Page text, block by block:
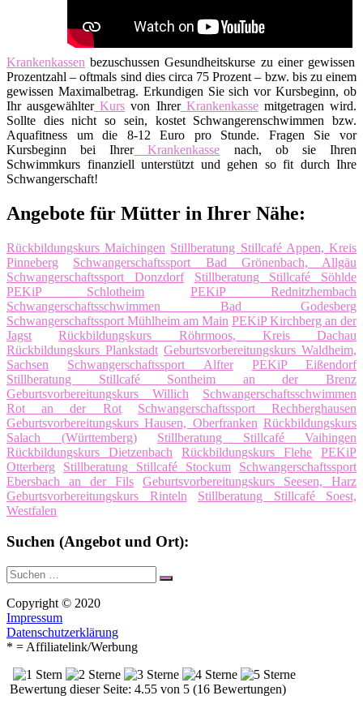
Krankenkassen bezuschussen Gesundheitskurse zu einer gewissen
Prozentzahl – oftmals sind dies circa 75 Prozent – bzw. bis zu einem
gewissen Maximalbetrag. Erkundigen Sie sich vor Kursbeginn, ob
Ihr ausgewählterKurs von IhrerKrankenkassemitgetragen wird.
Sollte dies nicht so sein, kostet Schwangerenschwimmen bzw.
Aquafitness um die 8-12 Euro pro Stunde. Fragen Sie vor
Kursbeginn bei IhrerKrankenkasse nach, ob sie Ihren
Schwimmkurs finanziell unterstützt und gehen so fit durch Ihre
Schwangerschaft!
Angebote für Mütter in Ihrer Nähe:
Rückbildungskurs Maichingen Stillberatung Stillcafé Appen, Kreis
Pinneberg
Schwangerschaftssport Bad Grönenbach, Allgäu
Schwangerschaftssport Donzdorf
Stillberatung Stillcafé Söhlde
PEKiP Schlotheim
PEKiP Rednitzhembach
Schwangerschaftsschwimmen Bad Godesberg
Schwangerschaftssport Mühlheim am Main PEKiP Kirchberg an der
Jagst
Rückbildungskurs Röhrmoos, Kreis Dachau
Rückbildungskurs Plankstadt Geburtsvorbereitungskurs Waldheim,
Sachsen
Schwangerschaftssport Alfter
PEKiP Eißendorf
Stillberatung Stillcafé Sontheim an der Brenz
Geburtsvorbereitungskurs Willich
Schwangerschaftsschwimmen
Rot an der Rot
Schwangerschaftssport Rechberghausen
Geburtsvorbereitungskurs Hausen, Oberfranken Rückbildungskurs
Salach (Württemberg)
Stillberatung Stillcafé Vaihingen
Rückbildungskurs Dietzenbach
Rückbildungskurs Flehe
PEKiP
Otterberg
Stillberatung Stillcafé Stockum
Schwangerschaftssport
Ebersbach an der Fils
Geburtsvorbereitungskurs Seesen, Harz
Geburtsvorbereitungskurs Rinteln
Stillberatung Stillcafé Soest,
Westfalen
Suchen (Angebot und Ort):
Suche
nach:
Suchen
Copyright © 2020
Impressum
Datenschutzerklärung
* = Affiliatelink/Werbung
Bewertung dieser Seite: 4.55 von 5 (16 Bewertungen)